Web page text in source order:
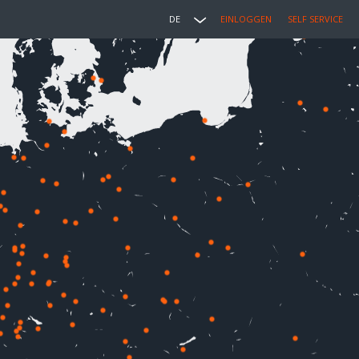
DE EINLOGGEN SELF SERVICE